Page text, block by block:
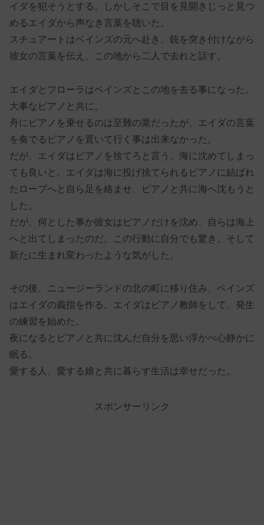
イダを犯そうとする。しかしそこで目を見開きじっと見つ
めるエイダから声なき言葉を聴いた。
スチュアートはベインズの元へ赴き、銃を突き付けながら
彼女の言葉を伝え、この地から二人で去れと話す。
エイダとフローラはベインズとこの地を去る事になった。
大事なピアノと共に。
舟にピアノを乗せるのは至難の業だったが、エイダの言葉
を奏でるピアノを置いて行く事は出来なかった。
だが、エイダはピアノを捨てろと言う。海に沈めてしまっ
ても良いと。エイダは海に投げ捨てられるピアノに結ばれ
たロープへと自ら足を絡ませ、ピアノと共に海へ沈もうと
した。
だが、何とした事か彼女はピアノだけを沈め、自らは海上
へと出てしまったのだ。この行動に自分でも驚き、そして
新たに生まれ変わったような気がした。
その後、ニュージーランドの北の町に移り住み、ベインズ
はエイダの義指を作る。エイダはピアノ教師をして、発生
の練習を始めた。
夜になるとピアノと共に沈んだ自分を思い浮かべ心静かに
眠る。
愛する人、愛する娘と共に暮らす生活は幸せだった。
スポンサーリンク